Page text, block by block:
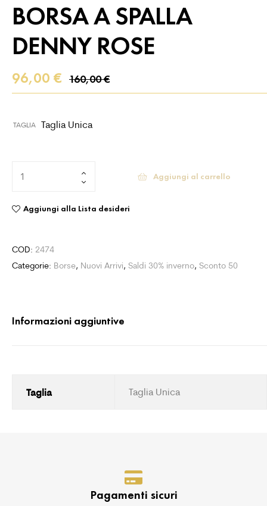
BORSA A SPALLA
DENNY ROSE
160,00€
96,00 €
TAGLIA Taglia Unica
Aggiungi al carrello
Aggiungi alla Lista desideri
COD: 2474
Categorie: Borse, Nuovi Arrivi, Saldi 30% inverno, Sconto 50
Informazioni aggiuntive
Taglia Taglia Unica
Pagamenti sicuri